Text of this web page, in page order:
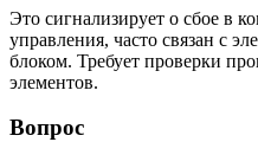
Это сигнализирует о сбое в
управления, часто связан с
блоком. Требует проверки
элементов.
Вопрос